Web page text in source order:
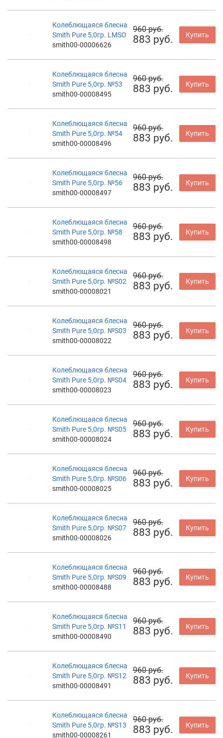
Колеблющаяся блесна
Smith Pure 5,0гр. LMSO
smith00-00006626
960 руб.
883 руб. Купить
Колеблющаяся блесна
Smith Pure 5,0гр. №53
smith00-00008495
960 руб.
883 руб. Купить
Колеблющаяся блесна
Smith Pure 5,0гр. №54
smith00-00008496
960 руб.
883 руб. Купить
Колеблющаяся блесна
Smith Pure 5,0гр. №56
smith00-00008497
960 руб.
883 руб. Купить
Колеблющаяся блесна
Smith Pure 5,0гр. №58
smith00-00008498
960 руб.
883 руб. Купить
Колеблющаяся блесна
Smith Pure 5,0гр. №S02
smith00-00008021
960 руб.
883 руб. Купить
Колеблющаяся блесна
Smith Pure 5,0гр. №S03
smith00-00008022
960 руб.
883 руб. Купить
Колеблющаяся блесна
Smith Pure 5,0гр. №S04
smith00-00008023
960 руб.
883 руб. Купить
Колеблющаяся блесна
Smith Pure 5,0гр. №S05
smith00-00008024
960 руб.
883 руб. Купить
Колеблющаяся блесна
Smith Pure 5,0гр. №S06
smith00-00008025
960 руб.
883 руб. Купить
Колеблющаяся блесна
Smith Pure 5,0гр. №S07
smith00-00008026
960 руб.
883 руб. Купить
Колеблющаяся блесна
Smith Pure 5,0гр. №S09
smith00-00008488
960 руб.
883 руб. Купить
Колеблющаяся блесна
Smith Pure 5,0гр. №S11
smith00-00008490
960 руб.
883 руб. Купить
Колеблющаяся блесна
Smith Pure 5,0гр. №S12
smith00-00008491
960 руб.
883 руб. Купить
Колеблющаяся блесна
Smith Pure 5,0гр. №S13
smith00-00008261
960 руб.
883 руб. Купить